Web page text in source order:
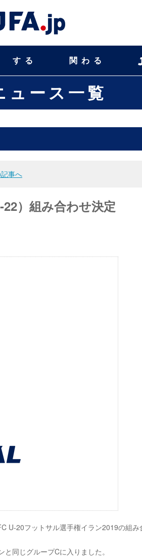
する 関わる
ュース一覧
事へ
）組み合わせ決定
U-20フットサル選手権イラン2019の組み
同じグループCに入りました。